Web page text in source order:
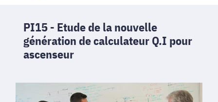
PI15 - Etude de la nouvelle
génération de calculateur Q.I pour
ascenseur